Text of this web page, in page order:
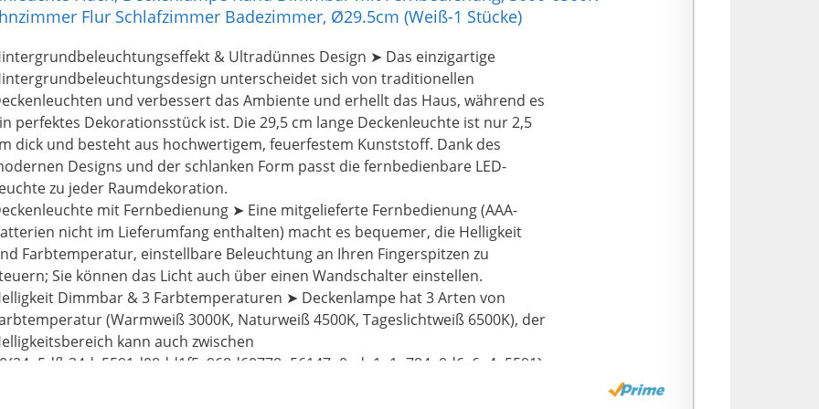
helles Licht.. Beim Fernsehen oder Chatten in der Nachtkann man den
Nachtmodus starten, damit sich auch die Augen schützt lassen beim Aufstehen
Mitternacht.Die Timer-Funktion der Deckenleuchte ermöglicht ein
Ausschalten nach 30/60 Minute Sekunden.
Ultradünn und Einfach zu Installieren】: Mit dem 2,4 cm ultradünnen Design
die LED-Deckenleuchte flach schlanker und eleganter.Das humanisierte
macht ihn zu der universellen led deckenlampe, die zu 99
passt. Sie können die Deckenlampe mit mitgelieferten
selbst installieren.Das einfache Design und die flache Form
die LED-Deckenleuchte zu einer Lichtquelle für viele Wohnstile
Hohe energiesparende und breite Anwendung】Diese OUILA led deckenlampe
herkömmliches 100W Glühbirne und spart mehr als
Stromkosten.Mit 1600 Lumen, großer Leuchtfläche Größe: Φ300 * H24mm.
kann die meisten Bereiche des Raumes beleuchten.und 18W
bündig montierter LED-Deckenleuchte inklusive– egal, ob in der Küche,
Flur Schlafzimmer Badezimmer, Ø29.5cm (Weiß-1 Stücke)
& Ultradünnes Design ➤ Das einzigartige
unterscheidet sich von traditionellen
und verbessert das Ambiente und erhellt das Haus, während es
perfektes Dekorationsstück ist. Die 29,5 cm lange Deckenleuchte ist nur 2,5
dick und besteht aus hochwertigem, feuerfestem Kunststoff. Dank des
Designs und der schlanken Form passt die fernbedienbare LED-
zu jeder Raumdekoration.
mit Fernbedienung ➤ Eine mitgelieferte Fernbedienung (AAA-
nicht im Lieferumfang enthalten) macht es bequemer, die Helligkeit
Farbtemperatur, einstellbare Beleuchtung an Ihren Fingerspitzen zu
Sie können das Licht auch über einen Wandschalter einstellen.
Dimmbar & 3 Farbtemperaturen ➤ Deckenlampe hat 3 Arten von
(Warmweiß 3000K, Naturweiß 4500K, Tageslichtweiß 6500K), der
kann auch zwischen